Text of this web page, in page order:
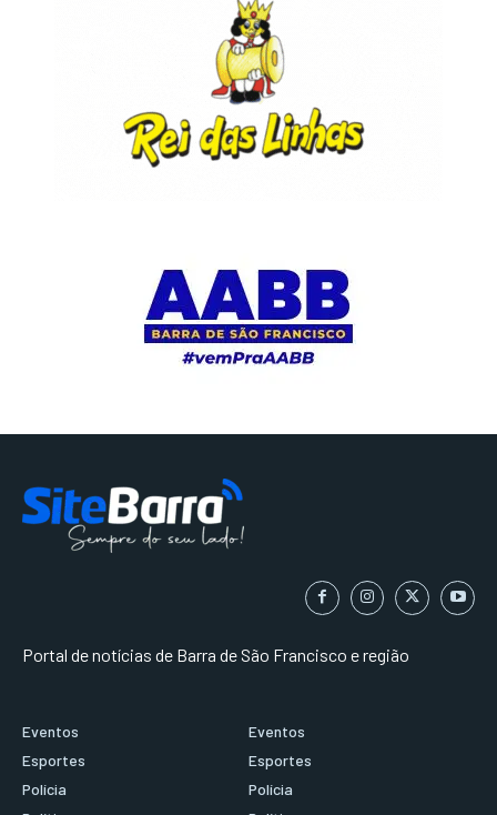
Portal de notícias de Barra de São Francisco e região
Eventos
Esportes
Polícia
Eventos
Esportes
Polícia